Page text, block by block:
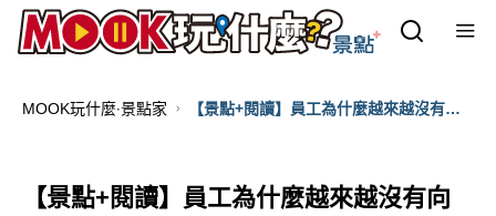
MOOK玩什麼‧景點家
【景點+閱讀】員工為什麼越來越沒有向
【景點+閱讀】員工為什麼越來越沒有向